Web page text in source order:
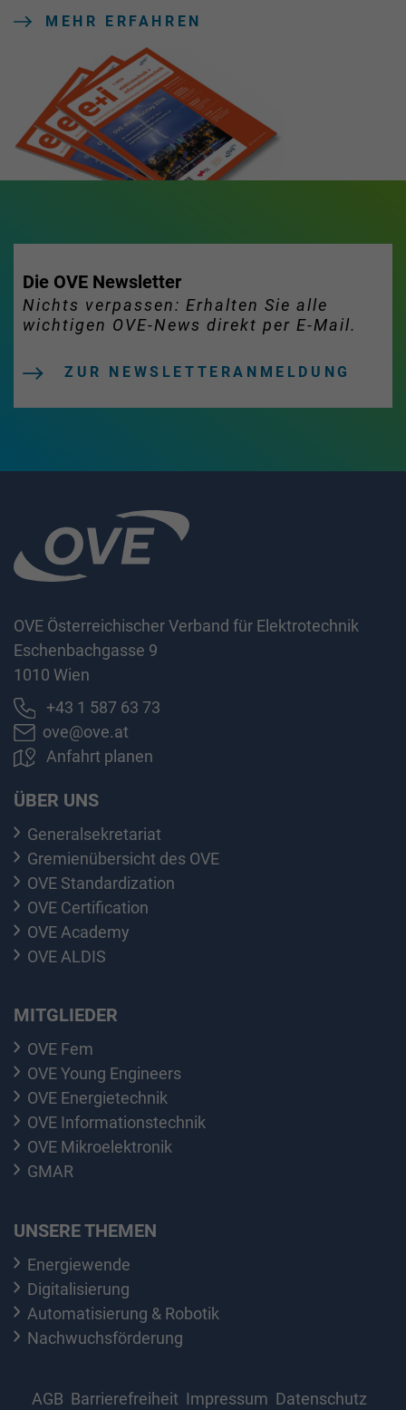
MEHR ERFAHREN
Die OVE Newsletter
Nichts verpassen: Erhalten Sie alle
wichtigen OVE-News direkt per E-Mail.
ZUR NEWSLETTERANMELDUNG
OVE Österreichischer Verband für Elektrotechnik
Eschenbachgasse 9
1010 Wien
+43 1 587 63 73
ove@ove.at
Anfahrt planen
ÜBER UNS
Generalsekretariat
Gremienübersicht des OVE
OVE Standardization
OVE Certification
OVE Academy
OVE ALDIS
MITGLIEDER
OVE Fem
OVE Young Engineers
OVE Energietechnik
OVE Informationstechnik
OVE Mikroelektronik
GMAR
UNSERE THEMEN
Energiewende
Digitalisierung
Automatisierung & Robotik
Nachwuchsförderung
AGB Barrierefreiheit Impressum Datenschutz